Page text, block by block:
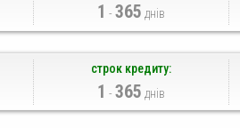
1 -365 днів
строк кредиту:
1 -365 днів